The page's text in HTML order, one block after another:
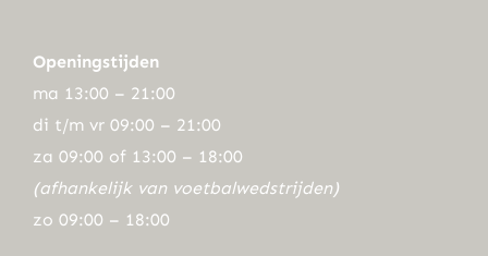
Openingstijden
ma 13:00 – 21:00
di t/m vr 09:00 – 21:00
za 09:00 of 13:00 – 18:00
(afhankelijk van voetbalwedstrijden)
zo 09:00 – 18:00